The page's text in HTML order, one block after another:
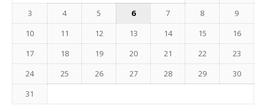
3
4 5 6 7 8
9
10
11 12 13 14 15
16
17
18 19 20 21 22
23
24
25 26 27 28 29
30
31